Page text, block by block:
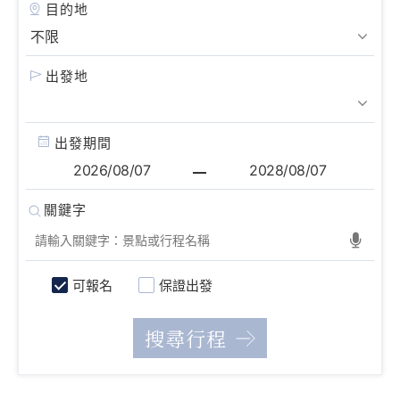
目的地
出發地
出發期間
可報名 保證出發